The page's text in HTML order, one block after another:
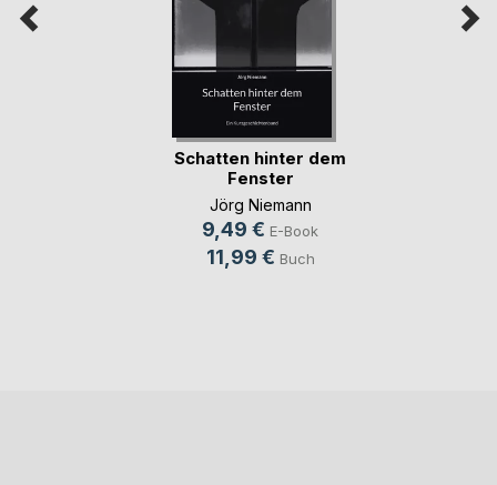
Schatten hinter dem
Fenster
Jörg Niemann
9,49 € E-Book
11,99 € Buch